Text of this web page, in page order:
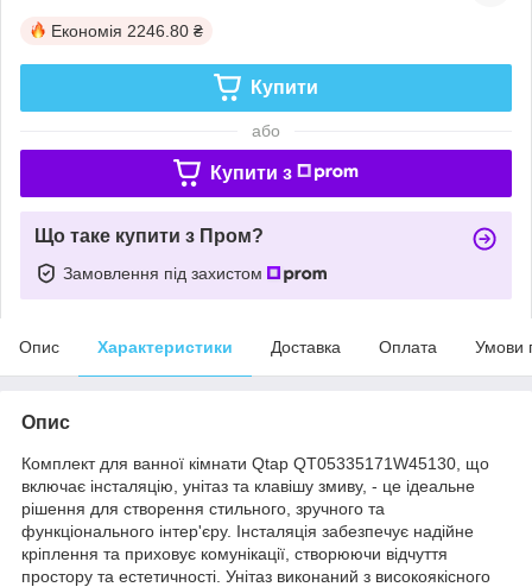
Економія 2246.80 ₴
Купити
або
Купити з
Що таке купити з Пром?
Замовлення під захистом
Опис Характеристики Доставка Оплата Умови
Опис
Комплект для ванної кімнати Qtap QT05335171W45130, що
включає інсталяцію, унітаз та клавішу змиву, - це ідеальне
рішення для створення стильного, зручного та
функціонального інтер'єру. Інсталяція забезпечує надійне
кріплення та приховує комунікації, створюючи відчуття
простору та естетичності. Унітаз виконаний з високоякісного